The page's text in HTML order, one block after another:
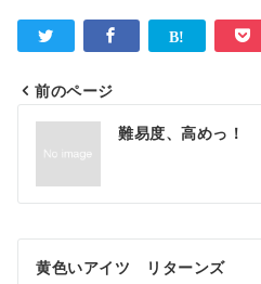
投
ナ
ビ
ゲ
前のページ
難易度、高めっ！
黄色いアイツ リターンズ